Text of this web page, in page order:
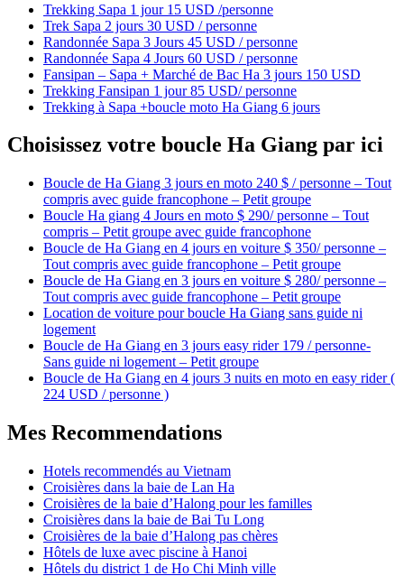
Trekking Sapa 1 jour 15 USD /personne
Trek Sapa 2 jours 30 USD / personne
Randonnée Sapa 3 Jours 45 USD / personne
Randonnée Sapa 4 Jours 60 USD / personne
Fansipan – Sapa + Marché de Bac Ha 3 jours 150 USD
Trekking Fansipan 1 jour 85 USD/ personne
Trekking à Sapa +boucle moto Ha Giang 6 jours
Choisissez votre boucle Ha Giang par ici
Boucle de Ha Giang 3 jours en moto 240 $ / personne – Tout
compris avec guide francophone – Petit groupe
Boucle Ha giang 4 Jours en moto $ 290/ personne – Tout
compris – Petit groupe avec guide francophone
Boucle de Ha Giang en 4 jours en voiture $ 350/ personne –
Tout compris avec guide francophone – Petit groupe
Boucle de Ha Giang en 3 jours en voiture $ 280/ personne –
Tout compris avec guide francophone – Petit groupe
Location de voiture pour boucle Ha Giang sans guide ni
logement
Boucle de Ha Giang en 3 jours easy rider 179 / personne-
Sans guide ni logement – Petit groupe
Boucle de Ha Giang en 4 jours 3 nuits en moto en easy rider (
224 USD / personne )
Mes Recommendations
Hotels recommendés au Vietnam
Croisières dans la baie de Lan Ha
Croisières de la baie d’Halong pour les familles
Croisières dans la baie de Bai Tu Long
Croisières de la baie d’Halong pas chères
Hôtels de luxe avec piscine à Hanoi
Hôtels du district 1 de Ho Chi Minh ville